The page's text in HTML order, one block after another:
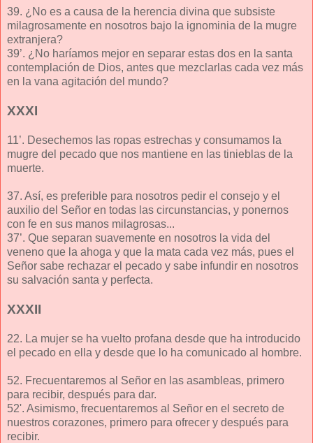
39. ¿No es a causa de la herencia divina que subsiste
milagrosamente en nosotros bajo la ignominia de la mugre
extranjera?
39’. ¿No haríamos mejor en separar estas dos en la santa
contemplación de Dios, antes que mezclarlas cada vez más
en la vana agitación del mundo?
XXXI
11’. Desechemos las ropas estrechas y consumamos la
mugre del pecado que nos mantiene en las tinieblas de la
muerte.
37. Así, es preferible para nosotros pedir el consejo y el
auxilio del Señor en todas las circunstancias, y ponernos
con fe en sus manos milagrosas...
37’. Que separan suavemente en nosotros la vida del
veneno que la ahoga y que la mata cada vez más, pues el
Señor sabe rechazar el pecado y sabe infundir en nosotros
su salvación santa y perfecta.
XXXII
22. La mujer se ha vuelto profana desde que ha introducido
el pecado en ella y desde que lo ha comunicado al hombre.
52. Frecuentaremos al Señor en las asambleas, primero
para recibir, después para dar.
52'. Asimismo, frecuentaremos al Señor en el secreto de
nuestros corazones, primero para ofrecer y después para
recibir.